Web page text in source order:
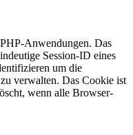
Anwendungen. Das
Session-ID eines
um die
verwalten. Das Cookie ist
wenn alle Browser-